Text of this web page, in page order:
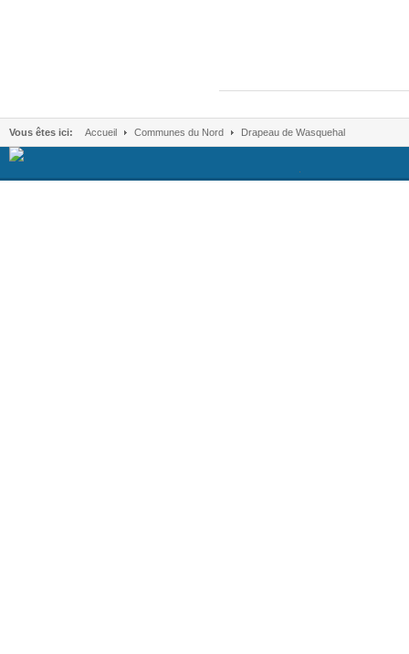
Vous êtes ici: Accueil Communes du Nord Drapeau de Wasquehal